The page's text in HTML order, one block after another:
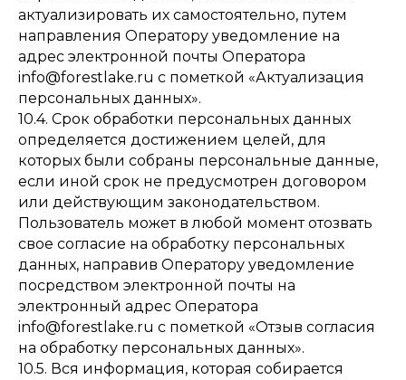
актуализировать их самостоятельно, путем
направления Оператору уведомление на
адрес электронной почты Оператора
info@forestlake.ru с пометкой «Актуализация
персональных данных».
10.4. Срок обработки персональных данных
определяется достижением целей, для
которых были собраны персональные данные,
если иной срок не предусмотрен договором
или действующим законодательством.
Пользователь может в любой момент отозвать
свое согласие на обработку персональных
данных, направив Оператору уведомление
посредством электронной почты на
электронный адрес Оператора
info@forestlake.ru с пометкой «Отзыв согласия
на обработку персональных данных».
10.5. Вся информация, которая собирается